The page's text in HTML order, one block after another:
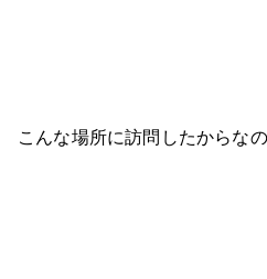
こんな場所に訪問したからな